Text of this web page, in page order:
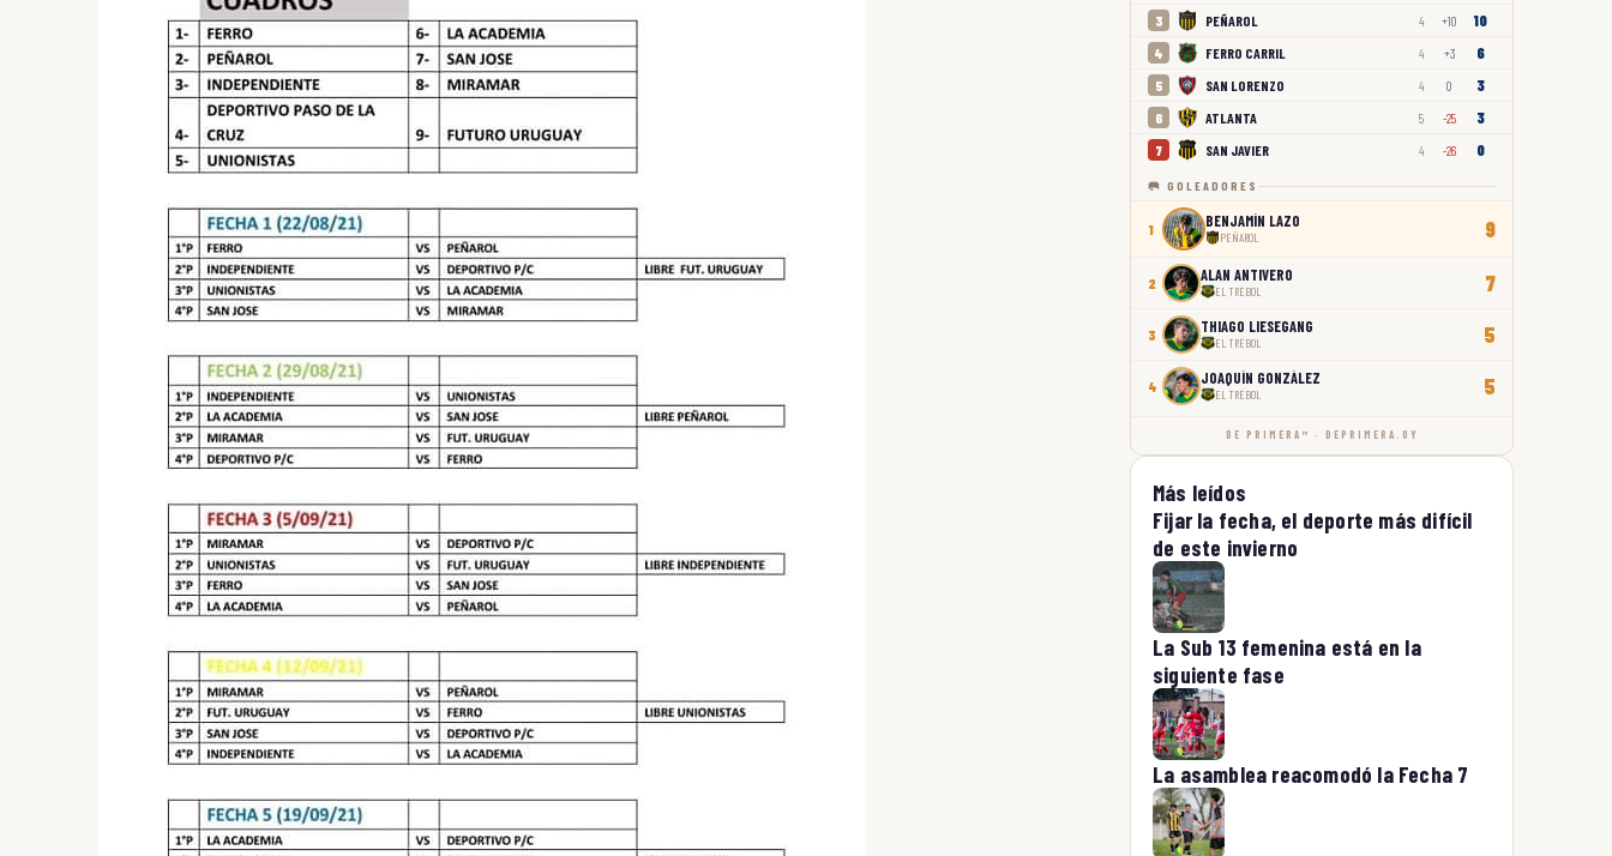
3 PEÑAROL 4 +10 10
4 FERRO CARRIL 4 +3 6
5 SAN LORENZO 4 0 3
6 ATLANTA 5 -25 3
7 SAN JAVIER 4 -26 0
🥅 GOLEADORES
1 BENJAMÍN LAZO
PEÑAROL 9
2 ALAN ANTIVERO
EL TRÉBOL 7
3 THIAGO LIESEGANG
EL TRÉBOL 5
4 JOAQUÍN GONZÁLEZ
EL TRÉBOL 5
DE PRIMERA™ · DEPRIMERA.UY
Más leídos
Fijar la fecha, el deporte más difícil
de este invierno
La Sub 13 femenina está en la
siguiente fase
La asamblea reacomodó la Fecha 7